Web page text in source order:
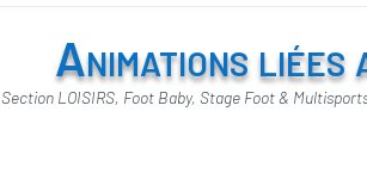
Animations liées
Section LOISIRS, Foot Baby, Stage Foot &